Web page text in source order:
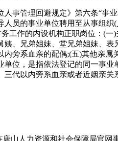
管理回避规定》第六条“事业
人员的事业单位聘用至从事组
工作的内设机构正职岗位：(
姨、兄弟姐妹、堂兄弟姐妹、
内旁系血亲的配偶;(五)其他亲
单位，是指依法登记的同一事
三代以内旁系血亲或者近姻亲
人力资源和社会保障局官网事